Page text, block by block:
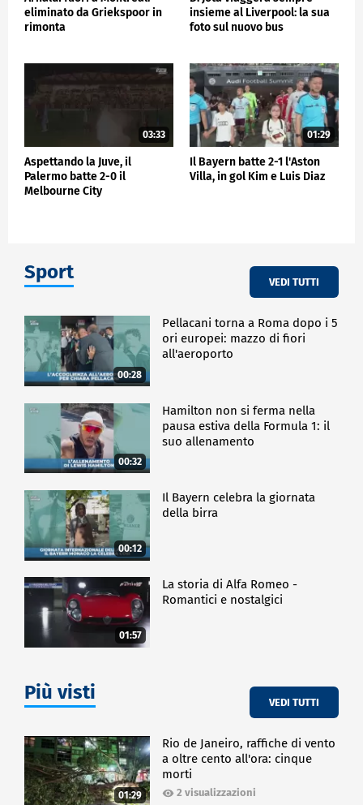
eliminato da Griekspoor in
rimonta
insieme al Liverpool: la sua
foto sul nuovo bus
03:33
Aspettando la Juve, il
Palermo batte 2-0 il
Melbourne City
01:29
Il Bayern batte 2-1 l'Aston
Villa, in gol Kim e Luis Diaz
Sport VEDI TUTTI
00:28
Pellacani torna a Roma dopo i 5
ori europei: mazzo di fiori
all'aeroporto
00:32
Hamilton non si ferma nella
pausa estiva della Formula 1: il
suo allenamento
00:12
Il Bayern celebra la giornata
della birra
01:57
La storia di Alfa Romeo -
Romantici e nostalgici
Più visti VEDI TUTTI
01:29
Rio de Janeiro, raffiche di vento
a oltre cento all'ora: cinque
morti
2 visualizzazioni